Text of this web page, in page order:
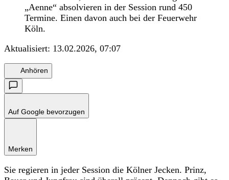
„Aenne“ absolvieren in der Session rund 450
Termine. Einen davon auch bei der Feuerwehr
Köln.
Aktualisiert: 13.02.2026, 07:07
Anhören
Auf Google bevorzugen
Merken
Sie regieren in jeder Session die Kölner Jecken. Prinz,